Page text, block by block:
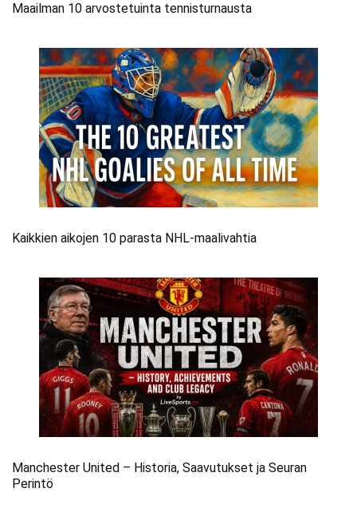
Maailman 10 arvostetuinta tennisturnausta
Kaikkien aikojen 10 parasta NHL-maalivahtia
Manchester United – Historia, Saavutukset ja Seuran
Perintö